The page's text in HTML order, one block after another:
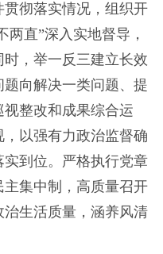
彻落实情况，组织开
两直”深入实地督导，
，举一反三建立长效
向解决一类问题、提
整改和成果综合运
以强有力政治监督确
到位。严格执行党章
集中制，高质量召开
生活质量，涵养风清